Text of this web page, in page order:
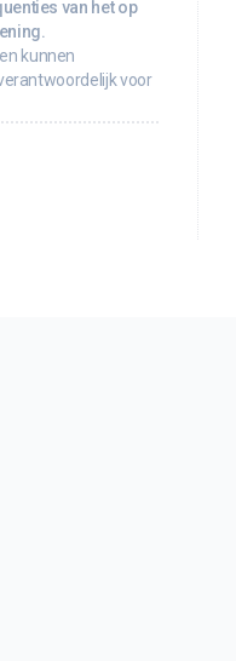
van het op
kunnen
voor